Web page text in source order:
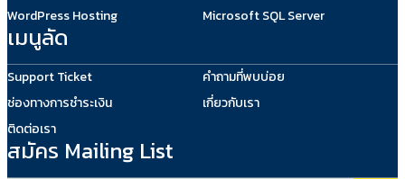
WordPress Hosting
Microsoft SQL Server
เมนูลัด
Support Ticket
ช่องทางการชำระเงิน
ติดต่อเรา
คำถามที่พบบ่อย
เกี่ยวกับเรา
สมัคร Mailing List